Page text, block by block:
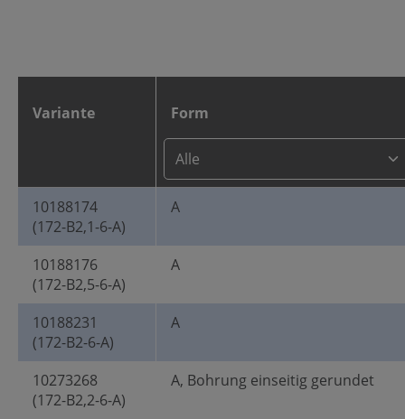
Variante Form
10188174
(172-B2,1-6-A)
A
10188176
(172-B2,5-6-A)
A
10188231
(172-B2-6-A)
A
10273268
(172-B2,2-6-A)
A, Bohrung einseitig gerundet